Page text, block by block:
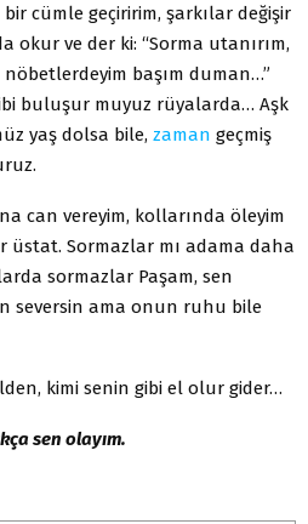
cümle geçiririm, şarkılar değişir
okur ve der ki: “Sorma utanırım,
başım duman…”
buluşur muyuz rüyalarda… Aşk
yaş dolsa bile, zaman geçmiş
can vereyim, kollarında öleyim
üstat. Sormazlar mı adama daha
sormazlar Paşam, sen
seversin ama onun ruhu bile
kimi senin gibi el olur gider…
sen olayım.